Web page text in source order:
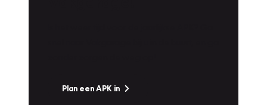
Plan een APK in